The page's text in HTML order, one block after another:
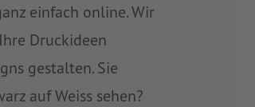
einfach online. Wir
Druckideen
gestalten. Sie
auf Weiss sehen?